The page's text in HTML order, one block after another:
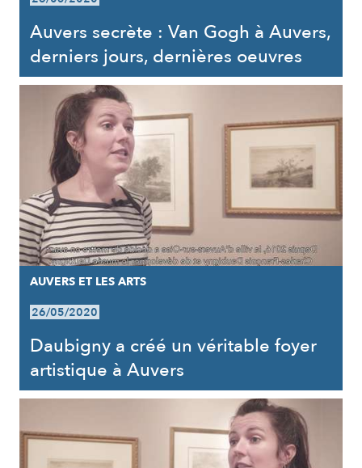
Auvers secrète : Van Gogh à Auvers,
derniers jours, dernières oeuvres
AUVERS ET LES ARTS
26/05/2020
Daubigny a créé un véritable foyer
artistique à Auvers